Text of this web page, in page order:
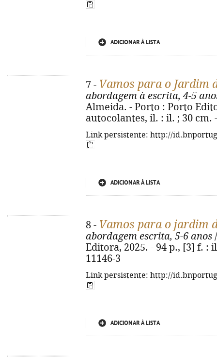
ADICIONAR À LISTA
7 - Vamos para o Jardim
abordagem à escrita, 4-5
Almeida. - Porto : Porto
autocolantes, il. : il. ; 30 cm.
Link persistente: http://
ADICIONAR À LISTA
8 - Vamos para o jardim
abordagem escrita, 5-6 anos
Editora, 2025. - 94 p., [3] f. :
11146-3
Link persistente: http://
ADICIONAR À LISTA